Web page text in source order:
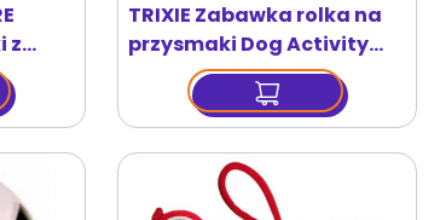
z
TRIXIE Zabawka rolka na
przysmaki Dog Activity
Snack Roll